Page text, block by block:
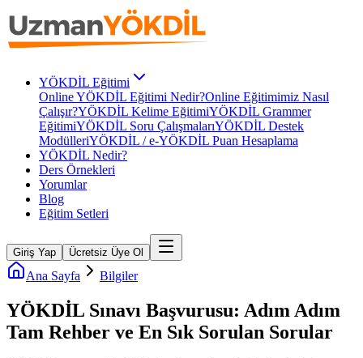
YÖKDİL Eğitimi
Online YÖKDİL Eğitimi Nedir?Online Eğitimimiz Nasıl
Çalışır?YÖKDİL Kelime EğitimiYÖKDİL Grammer
EğitimiYÖKDİL Soru ÇalışmalarıYÖKDİL Destek
ModülleriYÖKDİL / e-YÖKDİL Puan Hesaplama
YÖKDİL Nedir?
Ders Örnekleri
Yorumlar
Blog
Eğitim Setleri
Giriş Yap Ücretsiz Üye Ol
Ana Sayfa Bilgiler
YÖKDİL Sınavı Başvurusu: Adım Adım
Tam Rehber ve En Sık Sorulan Sorular